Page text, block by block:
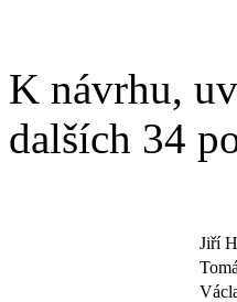
K návrhu,
dalších 34
Jiří